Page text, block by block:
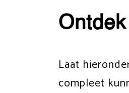
Laat
compleet